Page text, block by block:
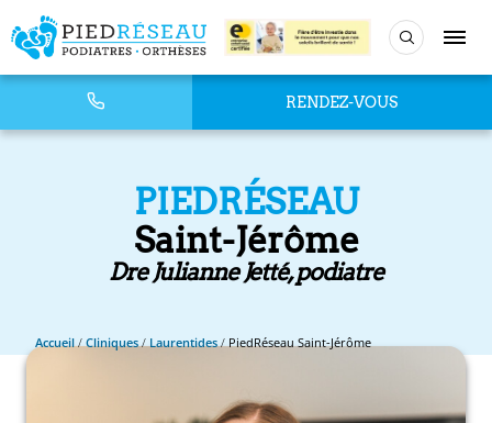
RENDEZ-VOUS
PIEDRÉSEAU
Saint-Jérôme
Dre Julianne Jetté, podiatre
Accueil/Cliniques/Laurentides/PiedRéseau Saint-Jérôme